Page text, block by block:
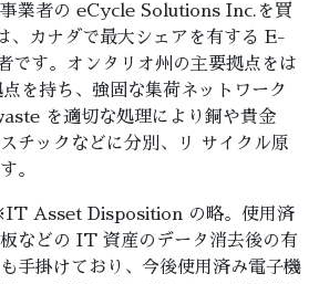
業者の eCycle Solutions Inc.を買
、カナダで最大シェアを有する E-
です。オンタリオ州の主要拠点をは
を持ち、強固な集荷ネットワーク
を適切な処理により銅や貴金
チックなどに分別、リ サイクル原
。
Asset Disposition の略。使用済
などの IT 資産のデータ消去後の有
手掛けており、今後使用済み電子機